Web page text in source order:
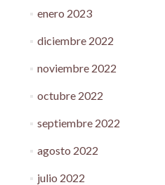
enero 2023
diciembre 2022
noviembre 2022
octubre 2022
septiembre 2022
agosto 2022
julio 2022